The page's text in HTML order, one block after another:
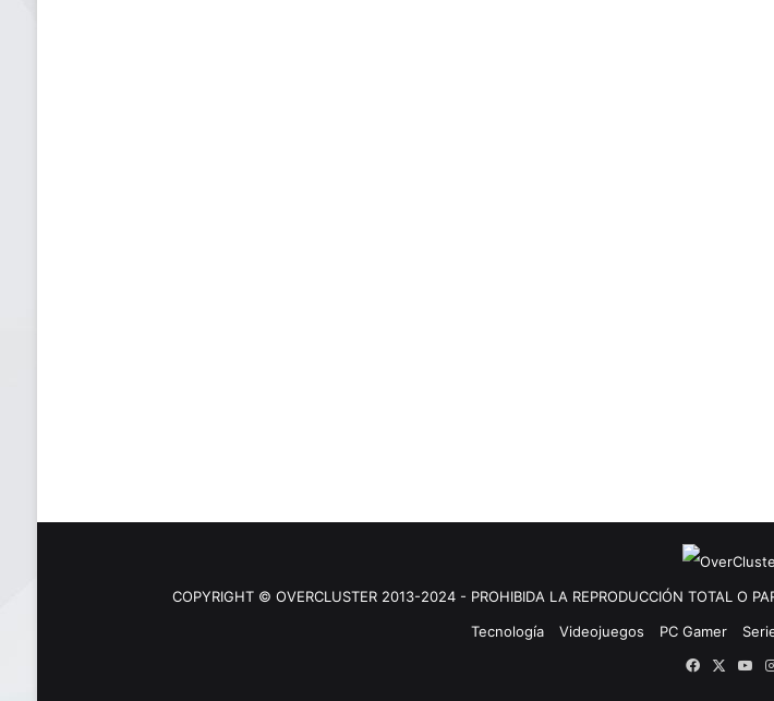
COPYRIGHT © OVERCLUSTER 2013-2024 - PROHIBIDA LA REPRODUCCIÓN TOTAL O
Tecnología
Videojuegos PC Gamer
Facebook